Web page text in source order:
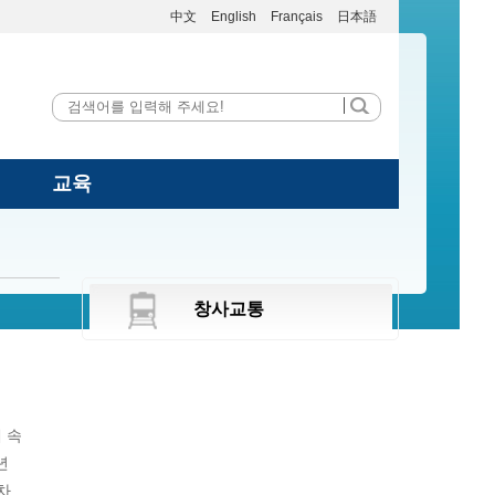
中文 English Français 日本語
교육
속
창사교통